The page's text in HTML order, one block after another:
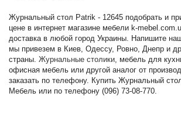
Журнальный стол Patrik - 12645 подобрать и
цене в интернет магазине мебели k-
доставка в любой город Украины. Напишите
мы привезем в Киев, Одессу, Ровно, Днепр и
страны. Журнальные столики, мебель для
офисная мебель или другой аналог от
заказать по телефону. Купить Журнальный
Мебель или по телефону (096) 73-08-770.